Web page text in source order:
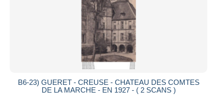
B6-23) GUERET - CREUSE - CHATEAU DES COMTES
DE LA MARCHE - EN 1927 - ( 2 SCANS )